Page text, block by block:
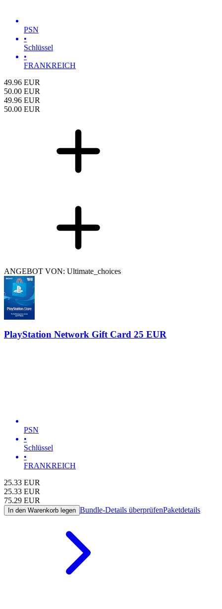
PSN
•
Schlüssel
•
FRANKREICH
49.96 EUR
50.00 EUR
49.96 EUR
50.00 EUR
ANGEBOT VON: Ultimate_choices
PlayStation Network Gift Card 25 EUR
PSN
•
Schlüssel
•
FRANKREICH
25.33 EUR
25.33 EUR
75.29 EUR
In den Warenkorb legen Bundle-Details überprüfenPaketdetails